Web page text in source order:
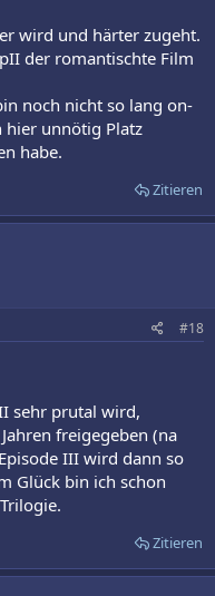
wird und härter zugeht.
der romantischte Film
noch nicht so lang on-
hier unnötig Platz
habe.
Zitieren
#18
sehr prutal wird,
freigegeben (na
III wird dann so
Glück bin ich schon
Zitieren